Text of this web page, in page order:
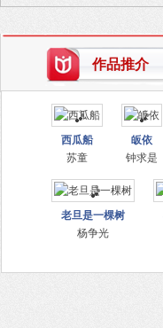
作品推介
西瓜船
苏童
皈依
钟求是
老旦是一棵树
杨争光